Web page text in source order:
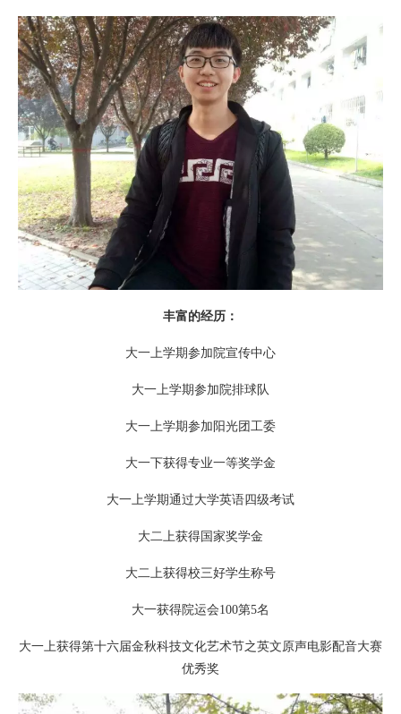
丰富的经历：
大一上学期参加院宣传中心
大一上学期参加院排球队
大一上学期参加阳光团工委
大一下获得专业一等奖学金
大一上学期通过大学英语四级考试
大二上获得国家奖学金
大二上获得校三好学生称号
大一获得院运会100第5名
大一上获得第十六届金秋科技文化艺术节之英文原声电影配音大赛
优秀奖